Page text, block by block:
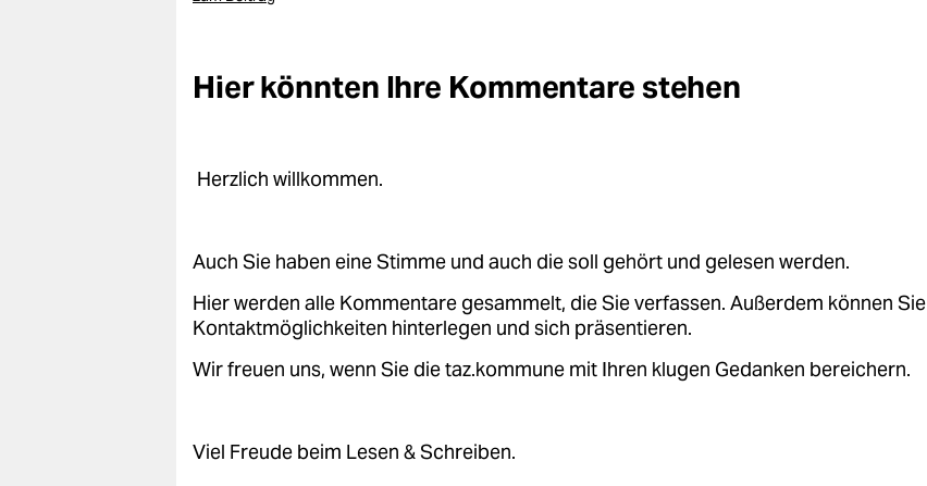
epaper login
Hier könnten Ihre Kommentare stehen
Herzlich willkommen.
Auch Sie haben eine Stimme und auch die soll gehört und gelesen werden.
Hier werden alle Kommentare gesammelt, die Sie verfassen. Außerdem können Sie
Kontaktmöglichkeiten hinterlegen und sich präsentieren.
Wir freuen uns, wenn Sie die taz.kommune mit Ihren klugen Gedanken bereichern.
Viel Freude beim Lesen & Schreiben.